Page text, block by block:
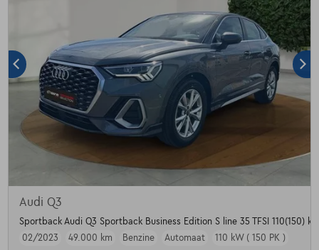
Audi Q3
Sportback Audi Q3 Sportback Business Edition S line 35 TFSI 110(150)
02/2023
49.000 km Benzine Automaat 110 kW ( 150 PK )